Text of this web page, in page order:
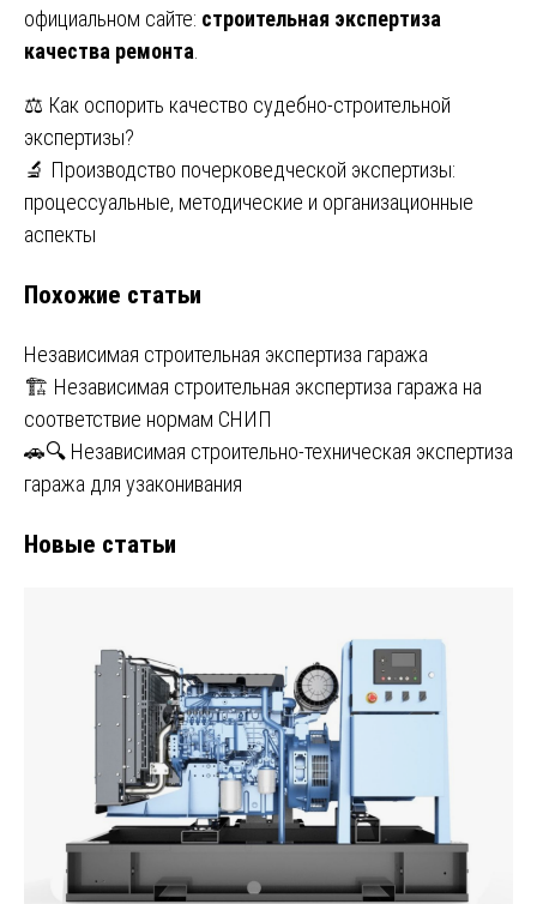
официальном сайте: строительная экспертиза
качества ремонта
Навигация
по
записям
⚖️ Как оспорить качество судебно-строительной
экспертизы?
🔬 Производство почерковедческой экспертизы:
процессуальные, методические и организационные
аспекты
Похожие статьи
Независимая строительная экспертиза гаража
🏗️ Независимая строительная экспертиза гаража на
соответствие нормам СНИП
🚗🔍 Независимая строительно-техническая экспертиза
гаража для узаконивания
Новые статьи